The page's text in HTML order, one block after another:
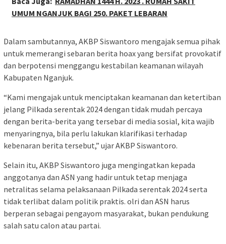
UMUM NGANJUK BAGI 250. PAKET LEBARAN
Dalam sambutannya, AKBP Siswantoro mengajak semua pihak
untuk memerangi sebaran berita hoax yang bersifat provokatif
dan berpotensi menggangu kestabilan keamanan wilayah
Kabupaten Nganjuk.
“Kami mengajak untuk menciptakan keamanan dan ketertiban
jelang Pilkada serentak 2024 dengan tidak mudah percaya
dengan berita-berita yang tersebar di media sosial, kita wajib
menyaringnya, bila perlu lakukan klarifikasi terhadap
kebenaran berita tersebut,” ujar AKBP Siswantoro.
Selain itu, AKBP Siswantoro juga mengingatkan kepada
anggotanya dan ASN yang hadir untuk tetap menjaga
netralitas selama pelaksanaan Pilkada serentak 2024 serta
tidak terlibat dalam politik praktis. olri dan ASN harus
berperan sebagai pengayom masyarakat, bukan pendukung
salah satu calon atau partai.